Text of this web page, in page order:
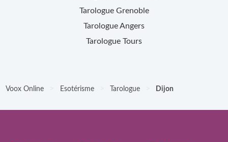
Tarologue Grenoble
TarologueAngers
Tarologue Tours
Voox Online Esotérisme Tarologue Dijon